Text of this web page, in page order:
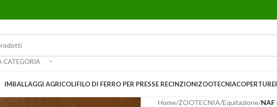
CATEGORIA
IMBALLAGGI AGRICOLIFILO DI FERRO PER PRESSE RECINZIONIZOOTECNIACOPERTURE
Home/ZOOTECNIA/Equitazione/NAF